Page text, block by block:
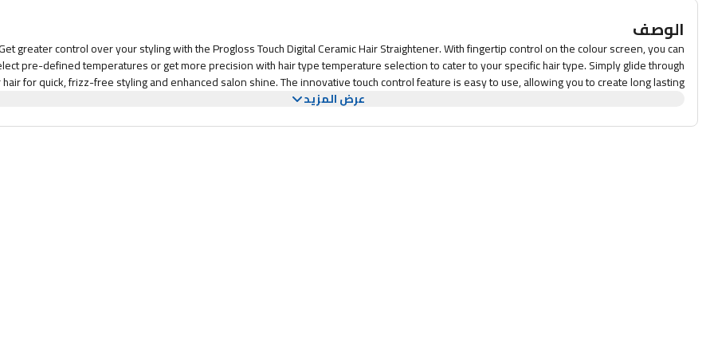
الوصف
greater control over your styling with the Progloss Touch Digital Ceramic Hair Straightener. With fingertip control on the colour screen, you can
pre-defined temperatures or get more precision with hair type temperature selection to cater to your specific hair type. Simply glide through
for quick, frizz-free styling and enhanced salon shine. The innovative touch control feature is easy to use, allowing you to create long lasting
عرض المزيد